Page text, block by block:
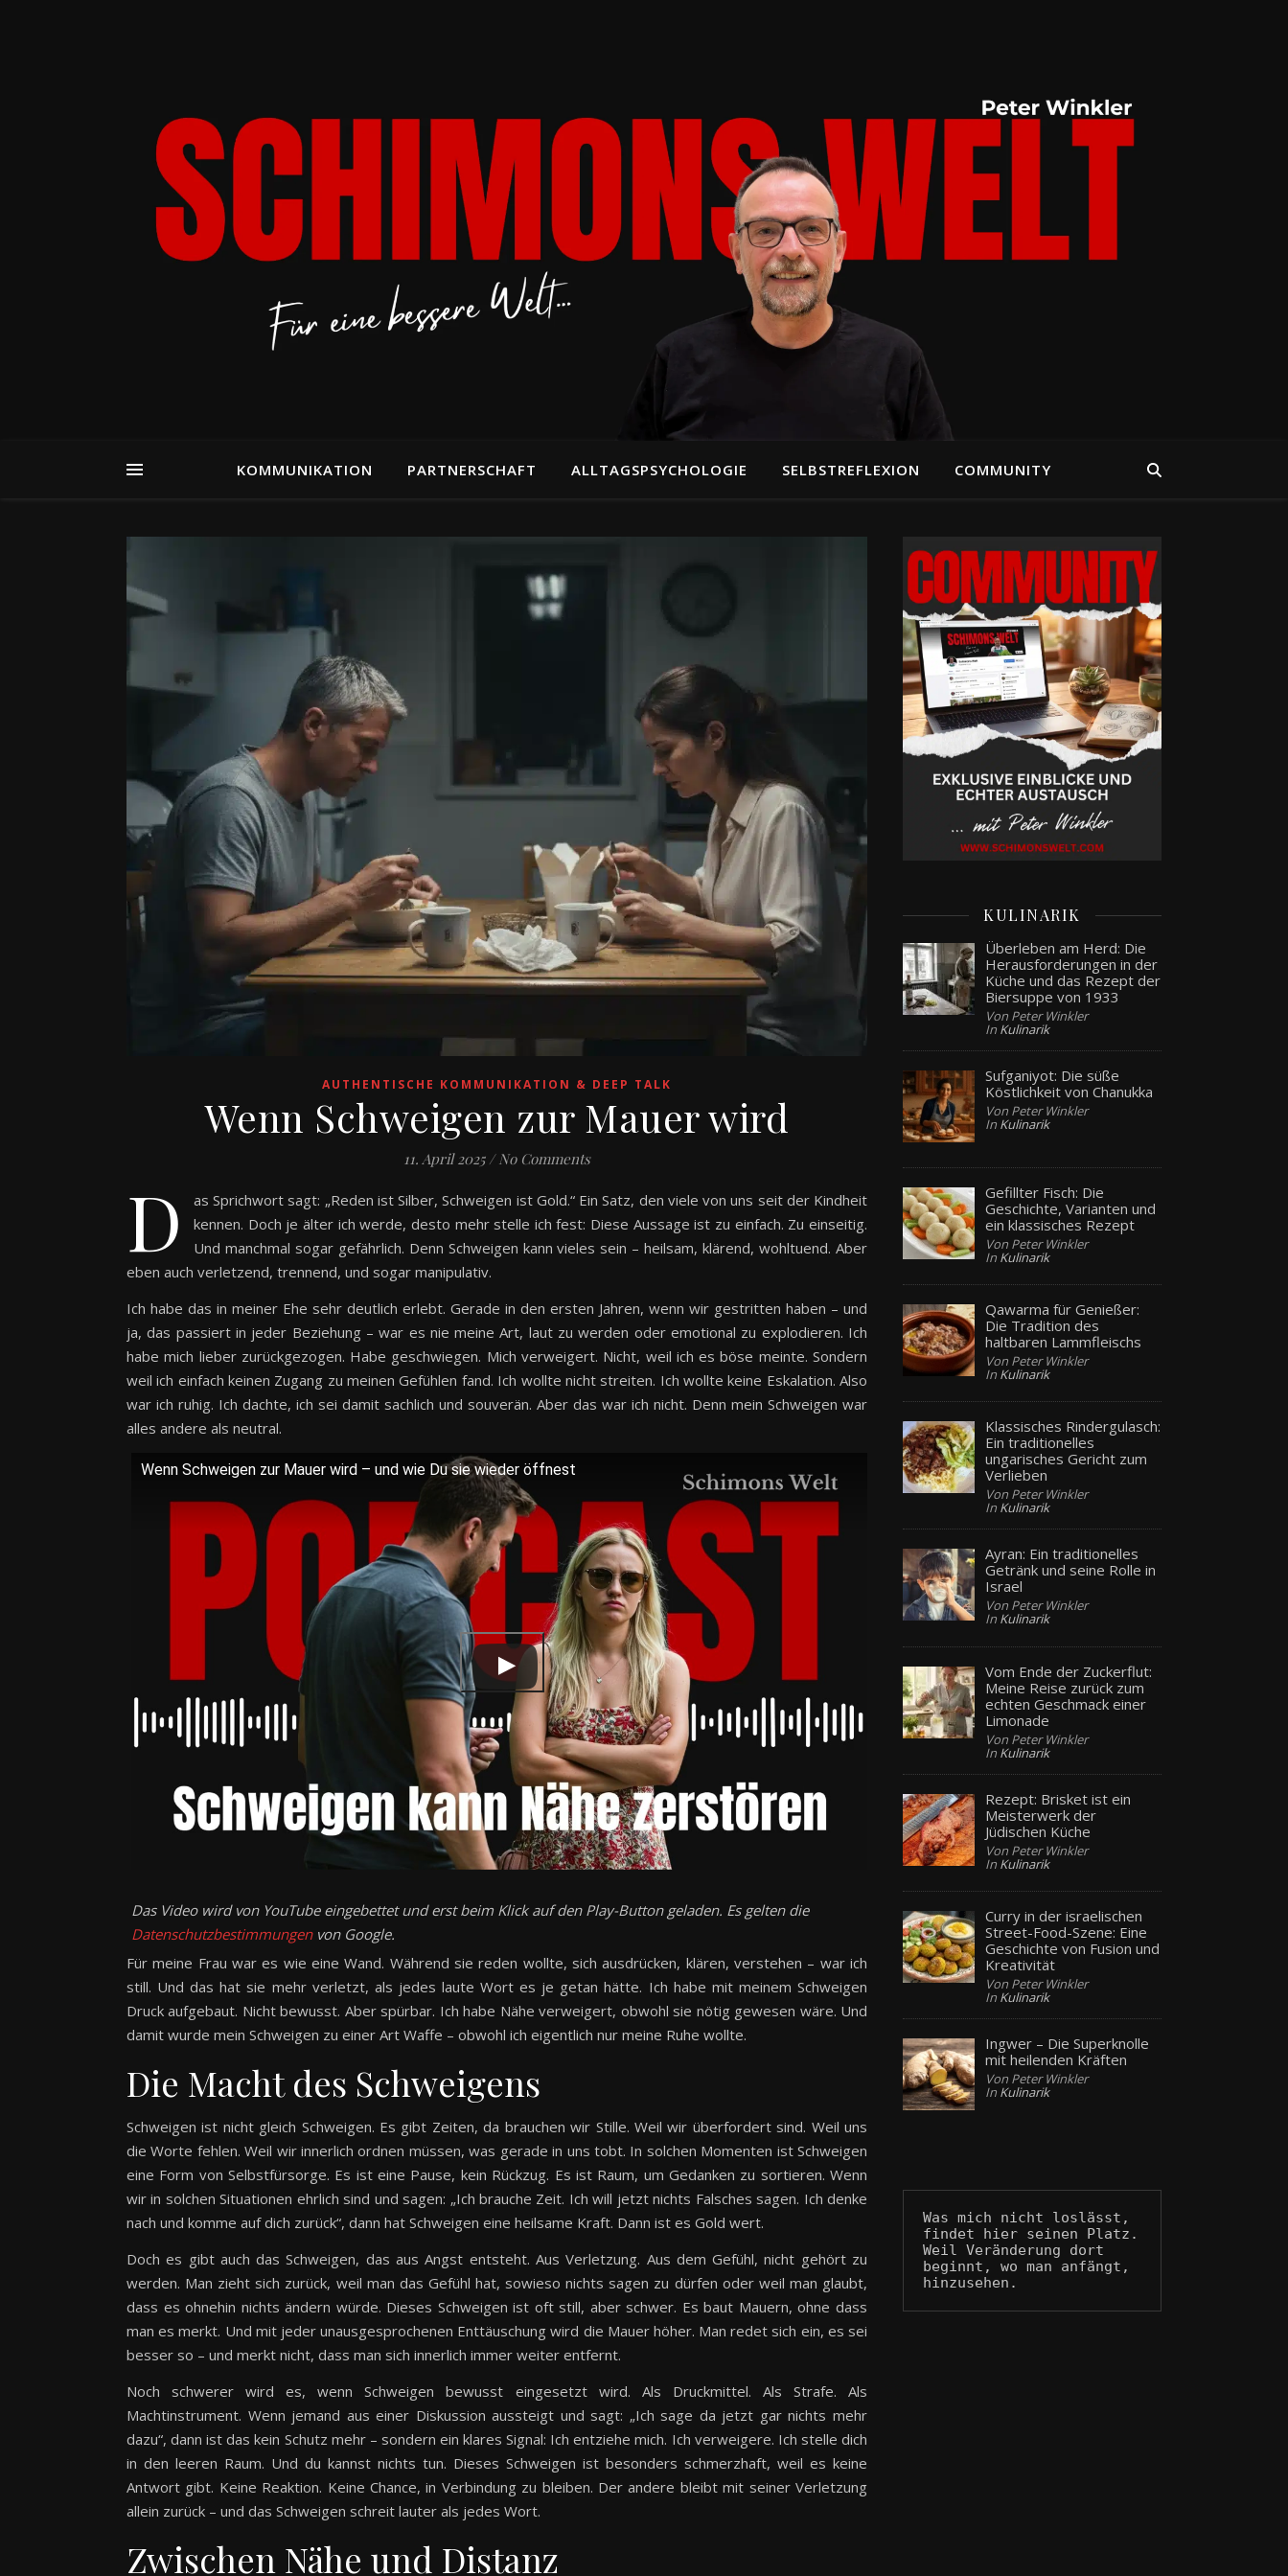
KOMMUNIKATION PARTNERSCHAFT ALLTAGSPSYCHOLOGIE SELBSTREFLEXION COMMUNITY
AUTHENTISCHE KOMMUNIKATION & DEEP TALK
Wenn Schweigen zur Mauer wird
11. April 2025 / No Comments
D
as Sprichwort sagt: „Reden ist Silber, Schweigen ist Gold.“ Ein Satz, den viele von uns seit der Kindheit
kennen. Doch je älter ich werde, desto mehr stelle ich fest: Diese Aussage ist zu einfach. Zu einseitig.
Und manchmal sogar gefährlich. Denn Schweigen kann vieles sein – heilsam, klärend, wohltuend. Aber
eben auch verletzend, trennend, und sogar manipulativ.
Ich habe das in meiner Ehe sehr deutlich erlebt. Gerade in den ersten Jahren, wenn wir gestritten haben – und
ja, das passiert in jeder Beziehung – war es nie meine Art, laut zu werden oder emotional zu explodieren. Ich
habe mich lieber zurückgezogen. Habe geschwiegen. Mich verweigert. Nicht, weil ich es böse meinte. Sondern
weil ich einfach keinen Zugang zu meinen Gefühlen fand. Ich wollte nicht streiten. Ich wollte keine Eskalation. Also
war ich ruhig. Ich dachte, ich sei damit sachlich und souverän. Aber das war ich nicht. Denn mein Schweigen war
alles andere als neutral.
Wenn Schweigen zur Mauer wird – und wie Du sie wieder öffnest
Das Video wird von YouTube eingebettet und erst beim Klick auf den Play-Button geladen. Es gelten die
Datenschutzbestimmungenvon Google.
Für meine Frau war es wie eine Wand. Während sie reden wollte, sich ausdrücken, klären, verstehen – war ich
still. Und das hat sie mehr verletzt, als jedes laute Wort es je getan hätte. Ich habe mit meinem Schweigen
Druck aufgebaut. Nicht bewusst. Aber spürbar. Ich habe Nähe verweigert, obwohl sie nötig gewesen wäre. Und
damit wurde mein Schweigen zu einer Art Waffe – obwohl ich eigentlich nur meine Ruhe wollte.
Die Macht des Schweigens
Schweigen ist nicht gleich Schweigen. Es gibt Zeiten, da brauchen wir Stille. Weil wir überfordert sind. Weil uns
die Worte fehlen. Weil wir innerlich ordnen müssen, was gerade in uns tobt. In solchen Momenten ist Schweigen
eine Form von Selbstfürsorge. Es ist eine Pause, kein Rückzug. Es ist Raum, um Gedanken zu sortieren. Wenn
wir in solchen Situationen ehrlich sind und sagen: „Ich brauche Zeit. Ich will jetzt nichts Falsches sagen. Ich denke
nach und komme auf dich zurück“, dann hat Schweigen eine heilsame Kraft. Dann ist es Gold wert.
Doch es gibt auch das Schweigen, das aus Angst entsteht. Aus Verletzung. Aus dem Gefühl, nicht gehört zu
werden. Man zieht sich zurück, weil man das Gefühl hat, sowieso nichts sagen zu dürfen oder weil man glaubt,
dass es ohnehin nichts ändern würde. Dieses Schweigen ist oft still, aber schwer. Es baut Mauern, ohne dass
man es merkt. Und mit jeder unausgesprochenen Enttäuschung wird die Mauer höher. Man redet sich ein, es sei
besser so – und merkt nicht, dass man sich innerlich immer weiter entfernt.
Noch schwerer wird es, wenn Schweigen bewusst eingesetzt wird. Als Druckmittel. Als Strafe. Als
Machtinstrument. Wenn jemand aus einer Diskussion aussteigt und sagt: „Ich sage da jetzt gar nichts mehr
dazu“, dann ist das kein Schutz mehr – sondern ein klares Signal: Ich entziehe mich. Ich verweigere. Ich stelle dich
in den leeren Raum. Und du kannst nichts tun. Dieses Schweigen ist besonders schmerzhaft, weil es keine
Antwort gibt. Keine Reaktion. Keine Chance, in Verbindung zu bleiben. Der andere bleibt mit seiner Verletzung
allein zurück – und das Schweigen schreit lauter als jedes Wort.
Zwischen Nähe und Distanz
KULINARIK
Überleben am Herd: Die
Herausforderungen in der
Küche und das Rezept der
Biersuppe von 1933
Von Peter Winkler
In Kulinarik
Sufganiyot: Die süße
Köstlichkeit von Chanukka
Von Peter Winkler
In Kulinarik
Gefillter Fisch: Die
Geschichte, Varianten und
ein klassisches Rezept
Von Peter Winkler
In Kulinarik
Qawarma für Genießer:
Die Tradition des
haltbaren Lammfleischs
Von Peter Winkler
In Kulinarik
Klassisches Rindergulasch:
Ein traditionelles
ungarisches Gericht zum
Verlieben
Von Peter Winkler
In Kulinarik
Ayran: Ein traditionelles
Getränk und seine Rolle in
Israel
Von Peter Winkler
In Kulinarik
Vom Ende der Zuckerflut:
Meine Reise zurück zum
echten Geschmack einer
Limonade
Von Peter Winkler
In Kulinarik
Rezept: Brisket ist ein
Meisterwerk der
Jüdischen Küche
Von Peter Winkler
In Kulinarik
Curry in der israelischen
Street-Food-Szene: Eine
Geschichte von Fusion und
Kreativität
Von Peter Winkler
In Kulinarik
Ingwer – Die Superknolle
mit heilenden Kräften
Von Peter Winkler
In Kulinarik
Was mich nicht loslässt,
findet hier seinen Platz.
Weil Veränderung dort
beginnt, wo man anfängt,
hinzusehen.